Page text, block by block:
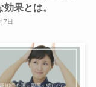
果とは。
7日